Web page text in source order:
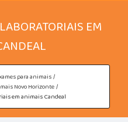
EM
para animais
Novo Horizonte
em animais Candeal